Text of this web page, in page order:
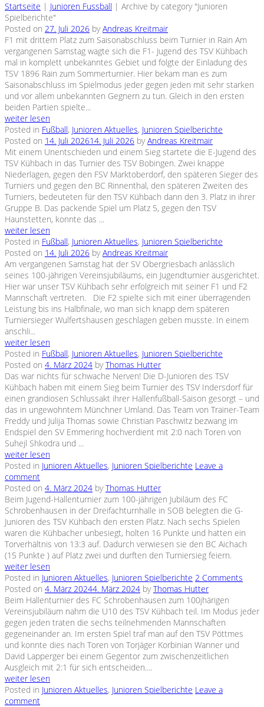
Startseite | Junioren Fussball | Archive by category "Junioren
Spielberichte"
Posted on 27. Juli 2026 byAndreas Kreitmair
F1 mit drittem Platz zum Saisonabschluss beim Turnier in Rain Am
vergangenen Samstag wagte sich die F1- Jugend des TSV Kühbach
mal in komplett unbekanntes Gebiet und folgte der Einladung des
TSV 1896 Rain zum Sommerturnier. Hier bekam man es zum
Saisonabschluss im Spielmodus jeder gegen jeden mit sehr starken
und vor allem unbekannten Gegnern zu tun. Gleich in den ersten
beiden Partien spielte...
weiter lesen
Posted in Fußball, Junioren Aktuelles, Junioren Spielberichte
Posted on 14. Juli 202614. Juli 2026 byAndreas Kreitmair
Mit einem Unentschieden und einem Sieg startete die E-Jugend des
TSV Kühbach in das Turnier des TSV Bobingen. Zwei knappe
Niederlagen, gegen den FSV Marktoberdorf, den späteren Sieger des
Turniers und gegen den BC Rinnenthal, den späteren Zweiten des
Turniers, bedeuteten für den TSV Kühbach dann den 3. Platz in ihrer
Gruppe B. Das packende Spiel um Platz 5, gegen den TSV
Haunstetten, konnte das ...
weiter lesen
Posted in Fußball, Junioren Aktuelles, Junioren Spielberichte
Posted on 14. Juli 2026 byAndreas Kreitmair
Am vergangenen Samstag hat der SV Obergriesbach anlässlich
seines 100-jährigen Vereinsjubiläums, ein Jugendturnier ausgerichtet.
Hier war unser TSV Kühbach sehr erfolgreich mit seiner F1 und F2
Mannschaft vertreten. Die F2 spielte sich mit einer überragenden
Leistung bis ins Halbfinale, wo man sich knapp dem späteren
Turniersieger Wulfertshausen geschlagen geben musste. In einem
anschli...
weiter lesen
Posted in Fußball, Junioren Aktuelles, Junioren Spielberichte
Posted on 4. März 2024 byThomas Hutter
Das war nichts für schwache Nerven! Die D-Junioren des TSV
Kühbach haben mit einem Sieg beim Turnier des TSV Indersdorf für
einen grandiosen Schlussakt ihrer Hallenfußball-Saison gesorgt – und
das in ungewohntem Münchner Umland. Das Team von Trainer-Team
Freddy und Julija Thomas sowie Christian Paschwitz bezwang im
Endspiel den SV Emmering hochverdient mit 2:0 nach Toren von
Suhejl Shkodra und ...
weiter lesen
Posted in Junioren Aktuelles, Junioren Spielberichte Leave a
comment
Posted on 4. März 2024 byThomas Hutter
Beim Jugend-Hallenturnier zum 100-jährigen Jubiläum des FC
Schrobenhausen in der Dreifachturnhalle in SOB belegten die G-
Junioren des TSV Kühbach den ersten Platz. Nach sechs Spielen
waren die Kühbacher unbesiegt, holten 16 Punkte und hatten ein
Torverhältnis von 13:3 auf. Dadurch verwiesen sie den BC Aichach
(15 Punkte ) auf Platz zwei und durften den Turniersieg feiern.
weiter lesen
Posted in Junioren Aktuelles, Junioren Spielberichte 2 Comments
Posted on 4. März 20244. März 2024 byThomas Hutter
Beim Hallenturnier des FC Schrobenhausen zum 100jhärigen
Vereinsjubiläum nahm die U10 des TSV Kühbach teil. Im Modus jeder
gegen jeden traten die sechs teilnehmenden Mannschaften
gegeneinander an. Im ersten Spiel traf man auf den TSV Pöttmes
und konnte dies nach Toren von Torjäger Korbinian Wanner und
David Lapperger bei einem Gegentor zum zwischenzeitlichen
Ausgleich mit 2:1 für sich entscheiden....
weiter lesen
Posted in Junioren Aktuelles, Junioren Spielberichte Leave a
comment